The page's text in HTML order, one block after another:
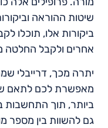
שיטות ההוראה
ביקורות אלו, תוכלו
אחרים ולקבל החלטה
יתרה מכך, דרייבלי
מאפשרת לכם לתאם
ביותר, תוך התחשבות
גם להשוות בין מספר